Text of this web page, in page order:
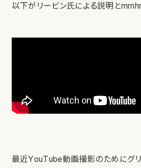
以下がリービン氏による説明と
最近YouTube動画撮影のためにグ